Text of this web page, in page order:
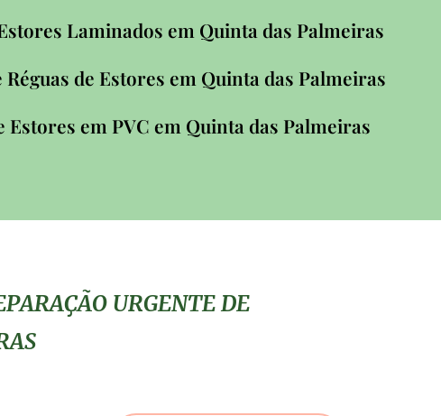
Laminados em Quinta das Palmeiras
de Estores em Quinta das Palmeiras
Estores em PVC em Quinta das Palmeiras
URGENTE DE